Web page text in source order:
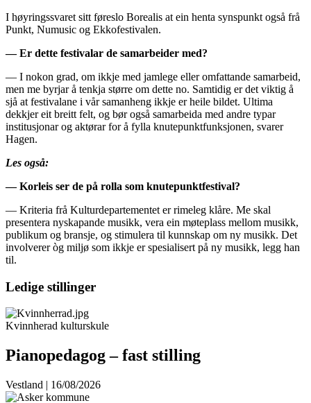
I høyringssvaret sitt føreslo Borealis at ein henta synspunkt også frå
Punkt, Numusic og Ekkofestivalen.
— Er dette festivalar de samarbeider med?
— I nokon grad, om ikkje med jamlege eller omfattande samarbeid,
men me byrjar å tenkja større om dette no. Samtidig er det viktig å
sjå at festivalane i vår samanheng ikkje er heile bildet. Ultima
dekkjer eit breitt felt, og bør også samarbeida med andre typar
institusjonar og aktørar for å fylla knutepunktfunksjonen, svarer
Hagen.
Les også:
— Korleis ser de på rolla som knutepunktfestival?
— Kriteria frå Kulturdepartementet er rimeleg klåre. Me skal
presentera nyskapande musikk, vera ein møteplass mellom musikk,
publikum og bransje, og stimulera til kunnskap om ny musikk. Det
involverer òg miljø som ikkje er spesialisert på ny musikk, legg han
til.
Ledige stillinger
Kvinnherad kulturskule
Pianopedagog – fast stilling
Vestland | 16/08/2026